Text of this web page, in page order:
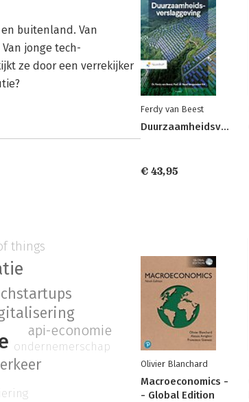
buitenland. Van
jonge tech-
ze door een verrekijker
things
api-economie
ondernemerschap
Ferdy van Beest
Duurzaamheidsverslaggeving
€ 43,95
Olivier Blanchard
Macroeconomics -
- Global Edition